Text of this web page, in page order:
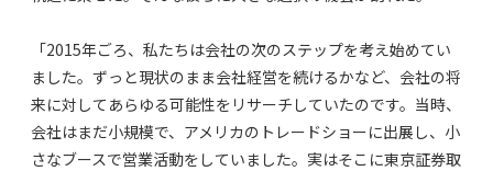
「2015年ごろ、私たちは会社の次のステップを考え始めてい
ました。ずっと現状のまま会社経営を続けるかなど、会社の将
来に対してあらゆる可能性をリサーチしていたのです。当時、
会社はまだ小規模で、アメリカのトレードショーに出展し、小
さなブースで営業活動をしていました。実はそこに東京証券取